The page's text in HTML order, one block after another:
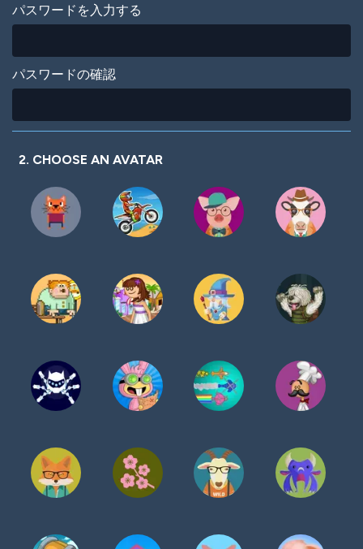
パスワードを入力する
パスワードの確認
2. CHOOSE AN AVATAR